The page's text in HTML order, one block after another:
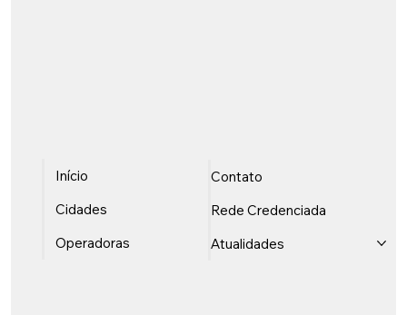
Início
Cidades
Operadoras
Contato
Rede Credenciada
Atualidades